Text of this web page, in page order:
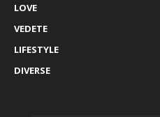
LOVE
VEDETE
LIFESTYLE
DIVERSE